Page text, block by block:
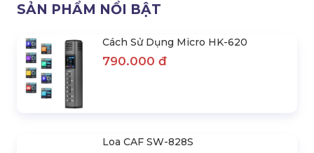
SẢN PHẨM NỔI BẬT
Cách Sử Dụng Micro HK-620
790.000 đ
Loa CAF SW-828S